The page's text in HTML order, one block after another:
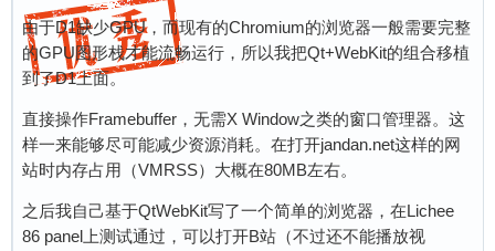
由于D1缺少GPU，而现有的Chromium的浏览器一般需要完整
的GPU图形栈才能流畅运行，所以我把Qt+WebKit的组合移植
到了D1上面。
直接操作Framebuffer，无需X Window之类的窗口管理器。这
样一来能够尽可能减少资源消耗。在打开jandan.net这样的网
站时内存占用（VMRSS）大概在80MB左右。
之后我自己基于QtWebKit写了一个简单的浏览器，在Lichee
86 panel上测试通过，可以打开B站（不过还不能播放视